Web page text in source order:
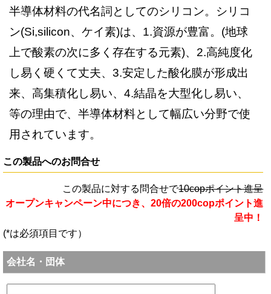
半導体材料の代名詞としてのシリコン。シリコ
ン(Si,silicon、ケイ素)は、1.資源が豊富。(地球
上で酸素の次に多く存在する元素)、2.高純度化
し易く硬くて丈夫、3.安定した酸化膜が形成出
来、高集積化し易い、4.結晶を大型化し易い、
等の理由で、半導体材料として幅広い分野で使
用されています。
この製品へのお問合せ
この製品に対する問合せで10copポイント進呈
オープンキャンペーン中につき、20倍の200copポイント進
呈中！
(*は必須項目です）
会社名・団体